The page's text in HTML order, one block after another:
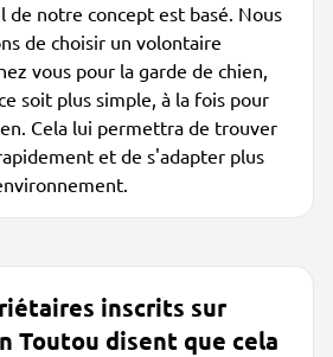
de notre concept est basé. Nous
de choisir un volontaire
vous pour la garde de chien,
soit plus simple, à la fois pour
Cela lui permettra de trouver
et de s'adapter plus
inscrits sur
Toutou disent que cela